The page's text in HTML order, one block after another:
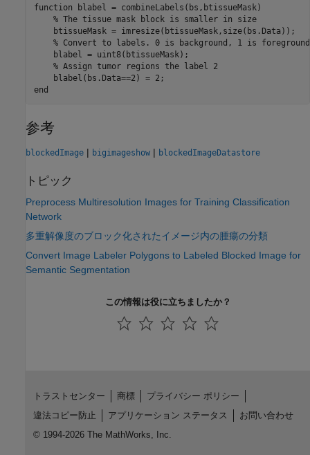
function blabel = combineLabels(bs,btissueMask)
% The tissue mask block is smaller in size
    btissueMask = imresize(btissueMask,size(bs.Data));
% Convert to labels. 0 is background, 1 is foreground
    blabel = uint8(btissueMask);
% Assign tumor regions the label 2
end
参考
blockedImage | bigimageshow | blockedImageDatastore
トピック
Preprocess Multiresolution Images for Training Classification
Network
多重解像度のブロック化されたイメージ内の腫瘍の分類
Convert Image Labeler Polygons to Labeled Blocked Image for
Semantic Segmentation
この情報は役に立ちましたか？
トラストセンター 商標
プライバシー ポリシー
違法コピー防止
アプリケーション ステータス
お問い合わせ
© 1994-2026 The MathWorks, Inc.